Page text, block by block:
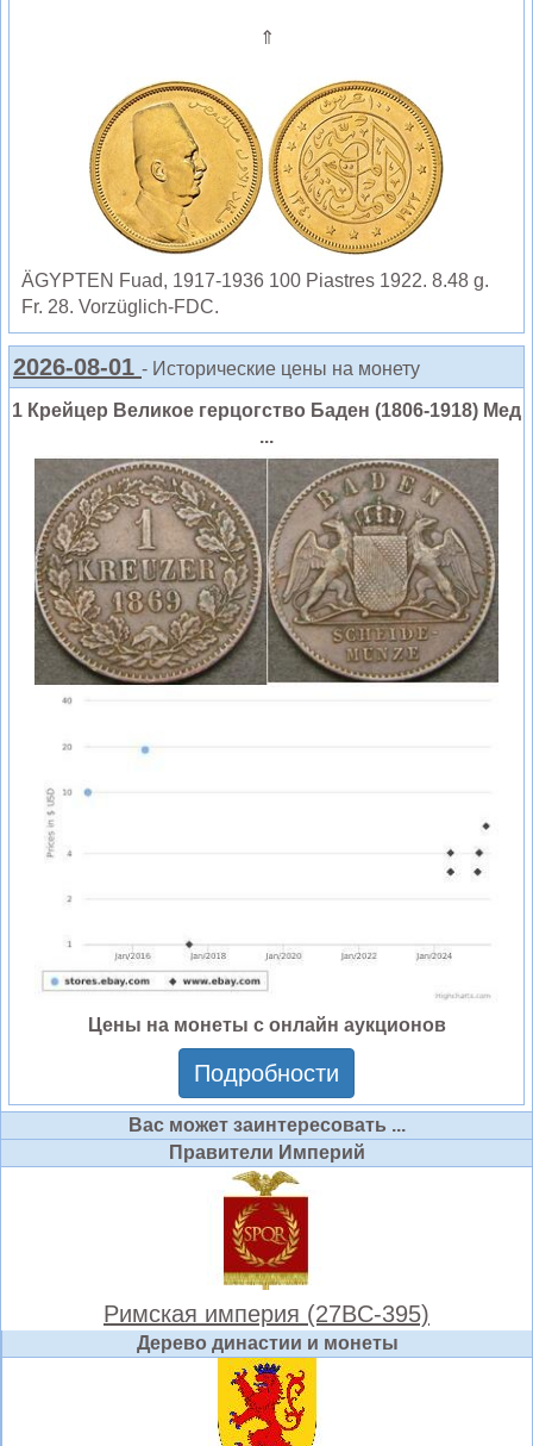
⇑
ÄGYPTEN Fuad, 1917-1936 100 Piastres 1922. 8.48 g.
Fr. 28. Vorzüglich-FDC.
2026-08-01 - Исторические цены на монету
1 Крейцер Великое герцогство Баден (1806-1918) Мед
...
Цены на монеты с онлайн аукционов
Подробности
Вас может заинтересовать ...
Правители Империй
Римская империя (27BC-395)
Дерево династии и монеты